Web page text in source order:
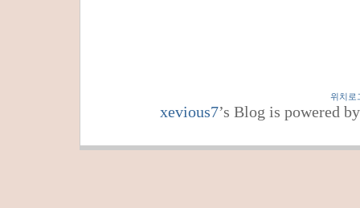
위치로
xevious7’s Blog is powered